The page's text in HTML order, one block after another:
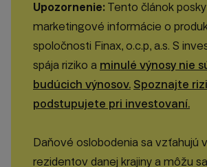
Upozornenie: Tento článok
marketingové informácie o
spoločnosti Finax, o.c.p, a.s. S
spája riziko a minulé výnosy nie
budúcich výnosov. Spoznajte
podstupujete pri investovaní.
Daňové oslobodenia sa vzťahujú
rezidentov danej krajiny a môžu